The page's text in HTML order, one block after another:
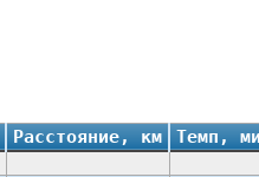
Расстояние, км Темп,